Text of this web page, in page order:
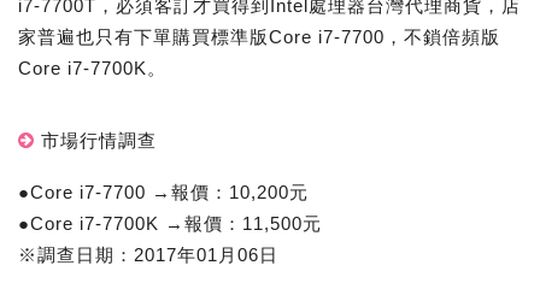
i7-7700T，必須客訂才買得到Intel處理器台灣代理商貨，店
家普遍也只有下單購買標準版Core i7-7700，不鎖倍頻版
Core i7-7700K。
市場行情調查
●Core i7-7700 →報價：10,200元
●Core i7-7700K →報價：11,500元
※調查日期：2017年01月06日